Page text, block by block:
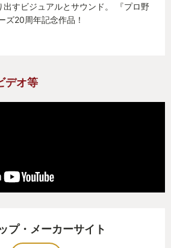
を押す)、②コースを決定(ボ
、
撃を受けたました。
グ制覇！日本一！！
出すビジュアルとサウンド。 『プロ野
ズ20周年記念作品！
デオ等
プ・メーカーサイト